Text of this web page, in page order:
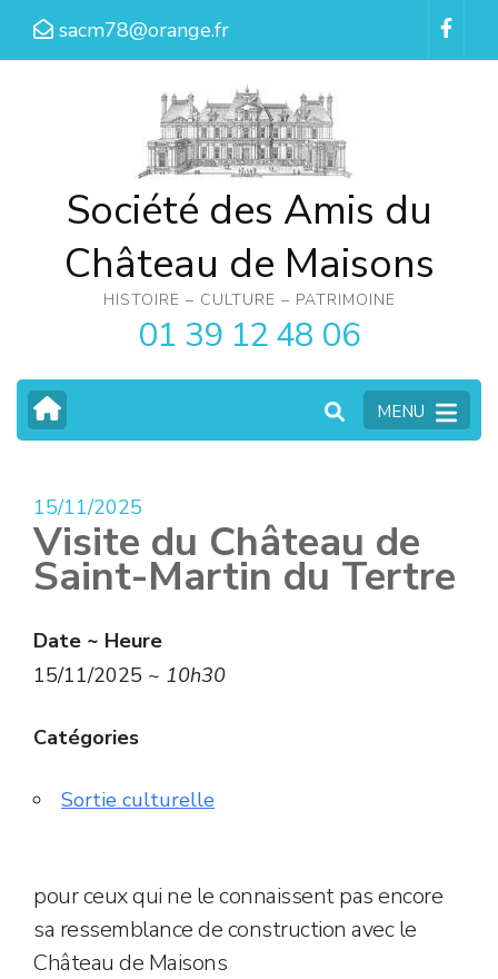
Aller
sacm78@orange.fr
Société des Amis du
Château de Maisons
HISTOIRE – CULTURE – PATRIMOINE
01 39 12 48 06
MENU
15/11/2025
Visite du Château de
Saint-Martin du Tertre
Date ~ Heure
15/11/2025 ~ 10h30
Catégories
Sortie culturelle
pour ceux qui ne le connaissent pas encore
sa ressemblance de construction avec le
Château de Maisons